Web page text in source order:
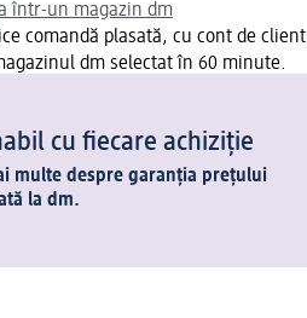
într-un magazin dm
comandă plasată, cu cont de client
dm selectat în 60 minute.
cu fiecare achiziție
multe despre garanția prețului
la dm.